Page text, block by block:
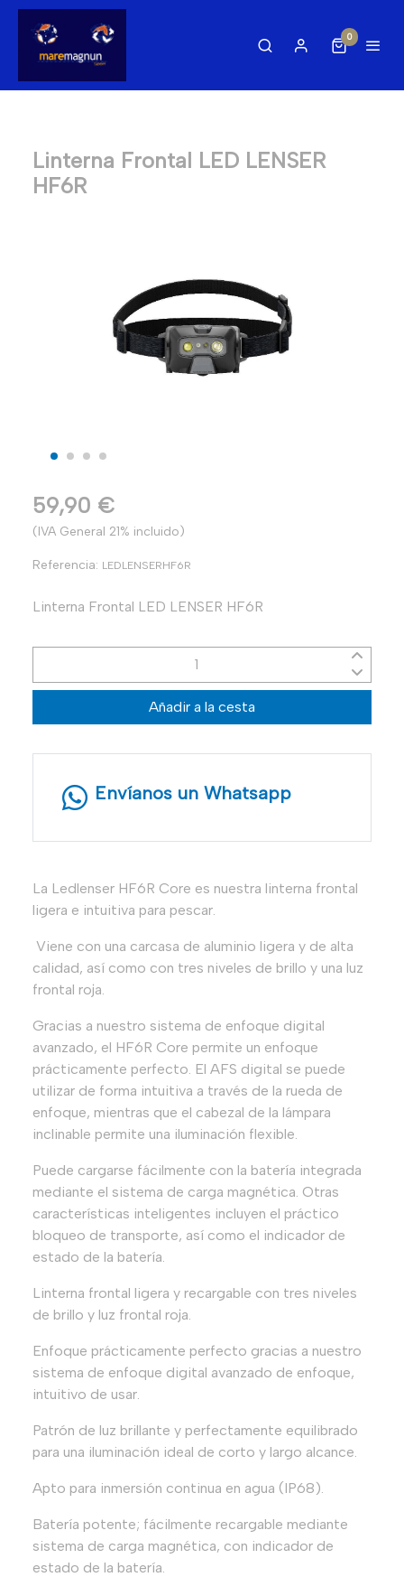
0
Linterna Frontal LED LENSER
HF6R
59,90 €
(IVA General 21% incluido)
Referencia: LEDLENSERHF6R
Linterna Frontal LED LENSER HF6R
Añadir a la cesta
Envíanos un Whatsapp
La Ledlenser HF6R Core es nuestra linterna frontal
ligera e intuitiva para pescar.
Viene con una carcasa de aluminio ligera y de alta
calidad, así como con tres niveles de brillo y una luz
frontal roja.
Gracias a nuestro sistema de enfoque digital
avanzado, el HF6R Core permite un enfoque
prácticamente perfecto. El AFS digital se puede
utilizar de forma intuitiva a través de la rueda de
enfoque, mientras que el cabezal de la lámpara
inclinable permite una iluminación flexible.
Puede cargarse fácilmente con la batería integrada
mediante el sistema de carga magnética. Otras
características inteligentes incluyen el práctico
bloqueo de transporte, así como el indicador de
estado de la batería.
Linterna frontal ligera y recargable con tres niveles
de brillo y luz frontal roja.
Enfoque prácticamente perfecto gracias a nuestro
sistema de enfoque digital avanzado de enfoque,
intuitivo de usar.
Patrón de luz brillante y perfectamente equilibrado
para una iluminación ideal de corto y largo alcance.
Apto para inmersión continua en agua (IP68).
Batería potente; fácilmente recargable mediante
sistema de carga magnética, con indicador de
estado de la batería.